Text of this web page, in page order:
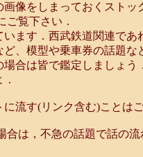
像をしまっておくストッ
ご覧下さい．
ます．西武鉄道関連であ
、模型や乗車券の話題な
場合は皆で鑑定しましょう
流す(リンク含む)ことは
は，不急の話題で話の